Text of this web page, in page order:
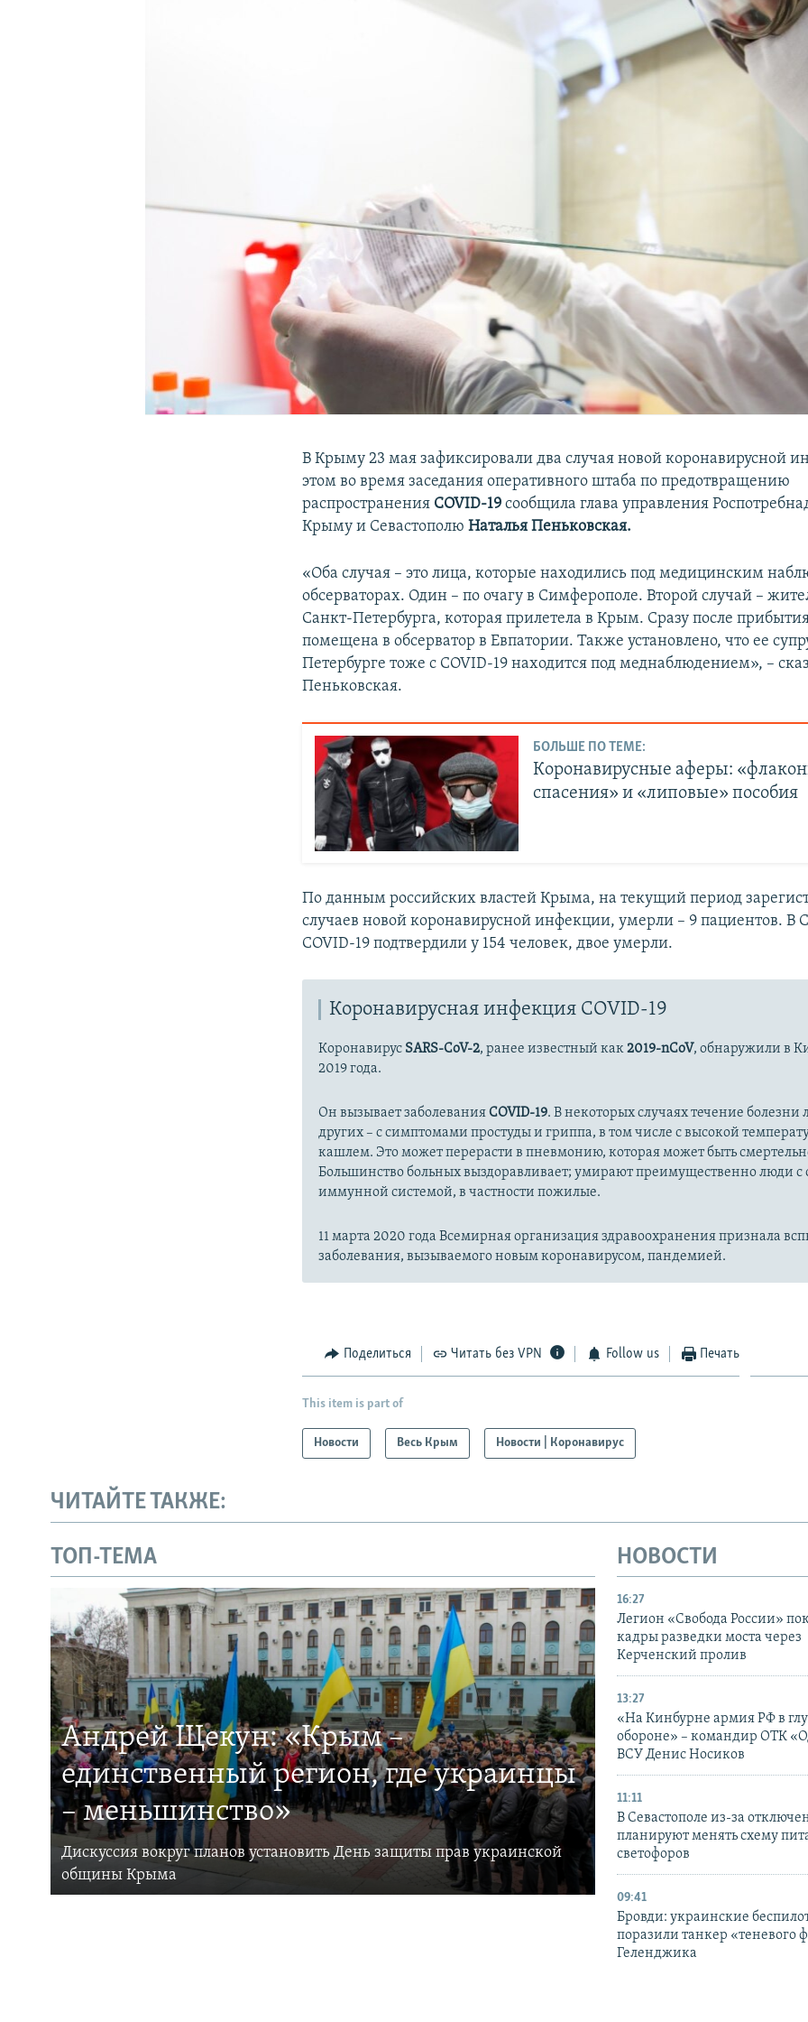
В Крыму 23 мая зафиксировали два случая новой коронавирусной
этом во время заседания оперативного штаба по предотвращению
распространения COVID-19 сообщила глава управления
Крыму и Севастополю Наталья Пеньковская.
«Оба случая – это лица, которые находились под медицинским
обсерваторах. Один – по очагу в Симферополе. Второй случай –
Санкт-Петербурга, которая прилетела в Крым. Сразу после
помещена в обсерватор в Евпатории. Также установлено, что ее
Петербурге тоже с COVID-19 находится под меднаблюдением», –
Пеньковская.
БОЛЬШЕ ПО ТЕМЕ:
Коронавирусные аферы:
спасения» и «липовые» пособия
По данным российских властей Крыма, на текущий период
случаев новой коронавирусной инфекции, умерли – 9 пациентов. В
COVID-19 подтвердили у 154 человек, двое умерли.
Коронавирусная инфекция COVID-19
Коронавирус SARS-CoV-2, ранее известный как2019-nCoV, обнаружили в
2019 года.
Он вызывает заболеванияCOVID-19. В некоторых случаях течение болезни
других – с симптомами простуды и гриппа, в том числе с высокой
кашлем. Это может перерасти в пневмонию, которая может быть
Большинство больных выздоравливает; умирают преимущественно люди с
иммунной системой, в частности пожилые.
11 марта 2020 года Всемирная организация здравоохранения признала
заболевания, вызываемого новым коронавирусом, пандемией.
Поделиться Читать без VPN Follow us Печать
This item is part of
Новости Весь Крым Новости | Коронавирус
ЧИТАЙТЕ ТАКЖЕ:
ТОП-ТЕМА
Андрей Щекун: «Крым –
единственный регион, где украинцы
– меньшинство»
Дискуссия вокруг планов установить День защиты прав украинской
общины Крыма
НОВОСТИ
16:27
Легион «Свобода России»
кадры разведки моста через
Керченский пролив
13:27
«На Кинбурне армия РФ в
обороне» – командир ОТК
ВСУ Денис Носиков
11:11
В Севастополе из-за
планируют менять схему
светофоров
09:41
Бровди: украинские
поразили танкер «теневого
Геленджика